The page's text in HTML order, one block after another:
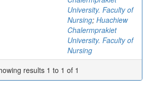
University. Faculty of
Nursing; Huachiew
Chalermprakiet
University. Faculty of
Nursing
results 1 to 1 of 1